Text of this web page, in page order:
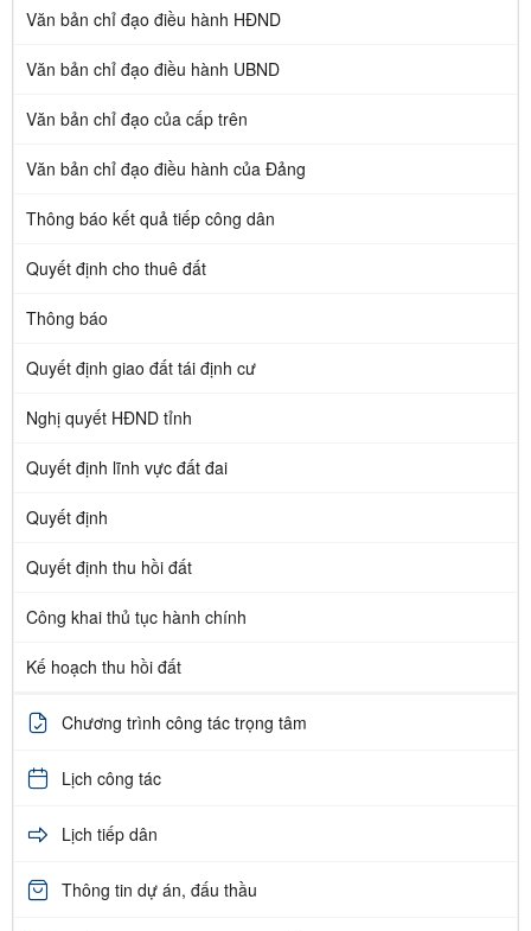
Văn bản chỉ đạo điều hành HĐND
Văn bản chỉ đạo điều hành UBND
Văn bản chỉ đạo của cấp trên
Văn bản chỉ đạo điều hành của Đảng
Thông báo kết quả tiếp công dân
Quyết định cho thuê đất
Thông báo
Quyết định giao đất tái định cư
Nghị quyết HĐND tỉnh
Quyết định lĩnh vực đất đai
Quyết định
Quyết định thu hồi đất
Công khai thủ tục hành chính
Kế hoạch thu hồi đất
Chương trình công tác trọng tâm
Lịch công tác
Lịch tiếp dân
Thông tin dự án, đấu thầu